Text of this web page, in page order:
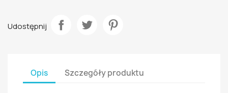
Udostępnij
Opis Szczegóły produktu